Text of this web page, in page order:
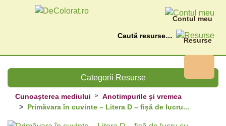
Contul meu
Resurse
Caută
Categorii Resurse
Cunoașterea mediului
Anotimpurile și vremea
Primăvara în cuvinte – Litera D – fișă de lucru...